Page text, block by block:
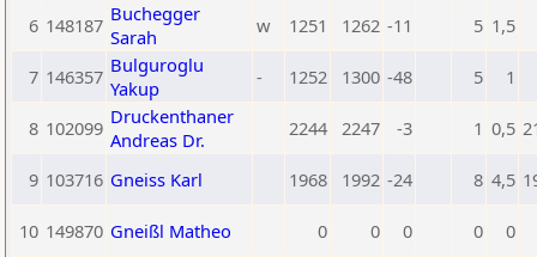
6 148187 Buchegger
Sarah
w 1251 1262 -11 5 1,5
7 146357 Bulguroglu
Yakup
- 1252 1300 -48 5 1
8 102099 Druckenthaner
Andreas Dr.
2244 2247 -3 1 0,5
9 103716 Gneiss Karl 1968 1992 -24 8 4,5
10 149870 Gneißl Matheo 0 0 0 0 0